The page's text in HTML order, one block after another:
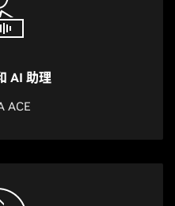
AI 助理
ACE